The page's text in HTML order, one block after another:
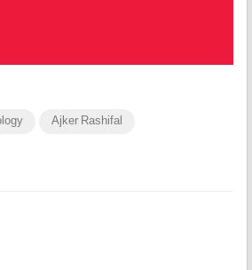
Ajker Rashifal